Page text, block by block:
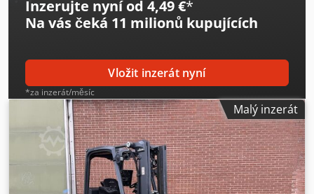
Inzerujte nyní od 4,49 €*
Na vás čeká 11 milionů kupujících
Vložit inzerát nyní
*za inzerát/měsíc
Malý inzerát